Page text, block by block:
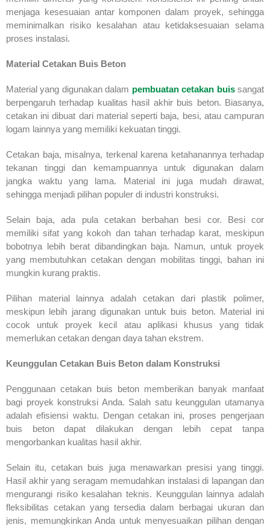
menjaga kesesuaian antar komponen dalam proyek, sehingga
meminimalkan risiko kesalahan atau ketidaksesuaian selama
proses instalasi.
Material Cetakan Buis Beton
Material yang digunakan dalam pembuatan cetakan buissangat
berpengaruh terhadap kualitas hasil akhir buis beton. Biasanya,
cetakan ini dibuat dari material seperti baja, besi, atau campuran
logam lainnya yang memiliki kekuatan tinggi.
Cetakan baja, misalnya, terkenal karena ketahanannya terhadap
tekanan tinggi dan kemampuannya untuk digunakan dalam
jangka waktu yang lama. Material ini juga mudah dirawat,
sehingga menjadi pilihan populer di industri konstruksi.
Selain baja, ada pula cetakan berbahan besi cor. Besi cor
memiliki sifat yang kokoh dan tahan terhadap karat, meskipun
bobotnya lebih berat dibandingkan baja. Namun, untuk proyek
yang membutuhkan cetakan dengan mobilitas tinggi, bahan ini
mungkin kurang praktis.
Pilihan material lainnya adalah cetakan dari plastik polimer,
meskipun lebih jarang digunakan untuk buis beton. Material ini
cocok untuk proyek kecil atau aplikasi khusus yang tidak
memerlukan cetakan dengan daya tahan ekstrem.
Keunggulan Cetakan Buis Beton dalam Konstruksi
Penggunaan cetakan buis beton memberikan banyak manfaat
bagi proyek konstruksi Anda. Salah satu keunggulan utamanya
adalah efisiensi waktu. Dengan cetakan ini, proses pengerjaan
buis beton dapat dilakukan dengan lebih cepat tanpa
mengorbankan kualitas hasil akhir.
Selain itu, cetakan buis juga menawarkan presisi yang tinggi.
Hasil akhir yang seragam memudahkan instalasi di lapangan dan
mengurangi risiko kesalahan teknis. Keunggulan lainnya adalah
fleksibilitas cetakan yang tersedia dalam berbagai ukuran dan
jenis, memungkinkan Anda untuk menyesuaikan pilihan dengan